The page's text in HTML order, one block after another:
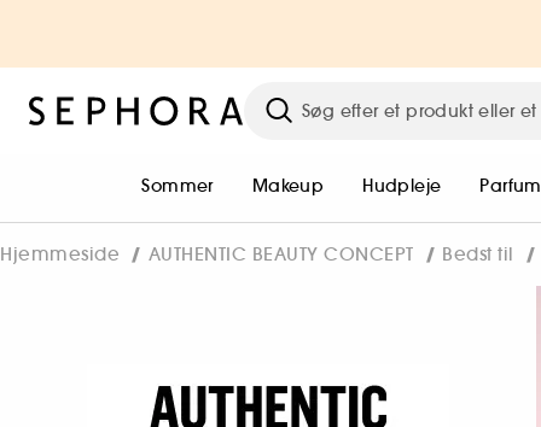
Sommer Makeup Hudpleje
Hjemmeside AUTHENTIC BEAUTY CONCEPT Bedst til